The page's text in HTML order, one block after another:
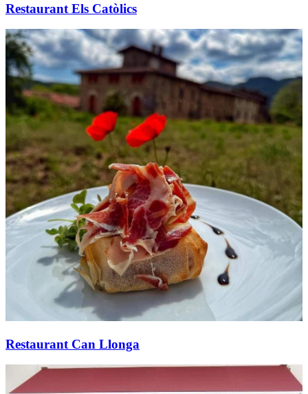
Restaurant Els Catòlics
Restaurant Can Llonga